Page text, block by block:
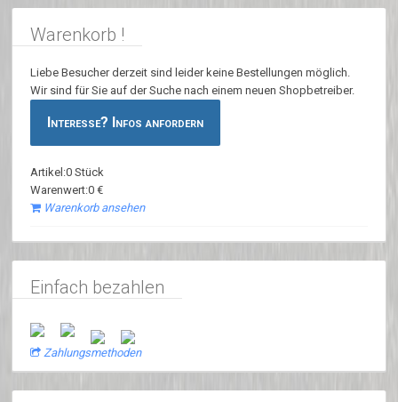
Warenkorb !
Liebe Besucher derzeit sind leider keine Bestellungen möglich.
Wir sind für Sie auf der Suche nach einem neuen Shopbetreiber.
Interesse? Infos anfordern
Artikel:0 Stück
Warenwert:0 €
Warenkorb ansehen
Einfach bezahlen
Zahlungsmethoden